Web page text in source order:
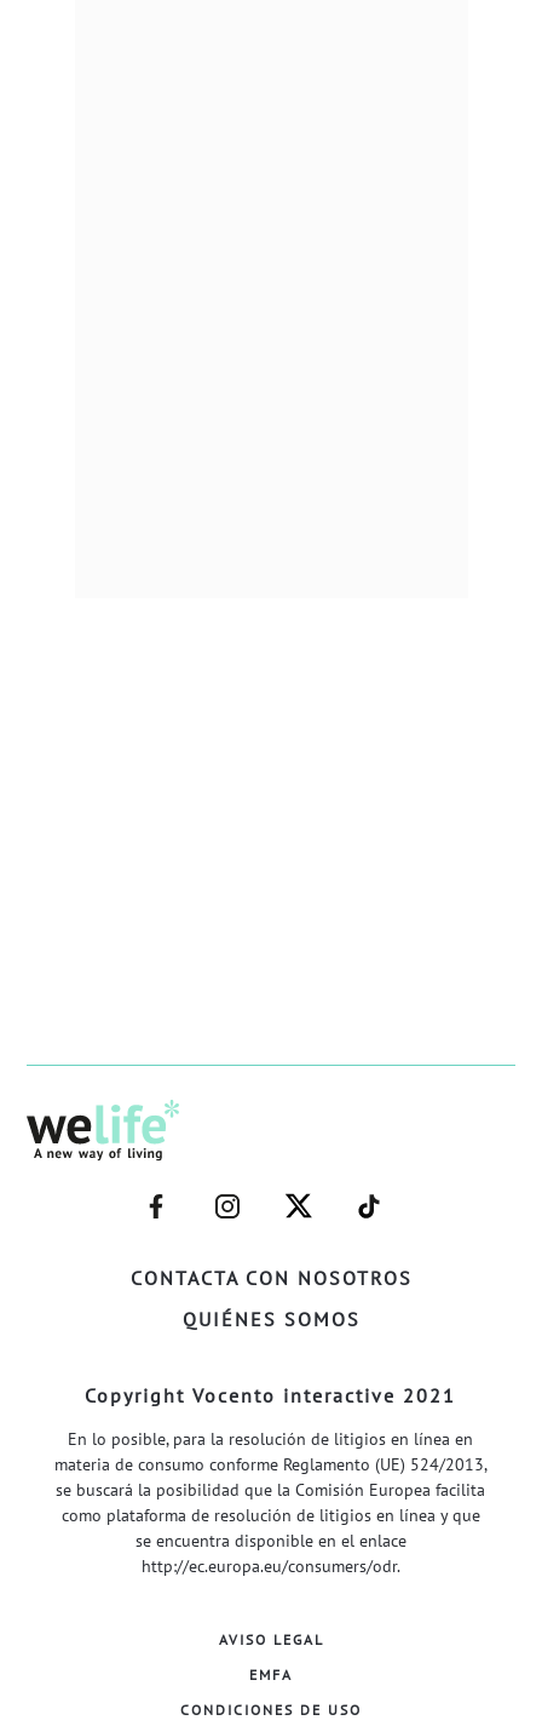
CONTACTA CON NOSOTROS
QUIÉNES SOMOS
–
FACEBOOK–
–
INSTAGRAM–
–
TWITTER–
–
WELIFE–
Copyright Vocento interactive 2021
En lo posible, para la resolución de litigios en línea en
materia de consumo conforme Reglamento (UE) 524/2013,
se buscará la posibilidad que la Comisión Europea facilita
como plataforma de resolución de litigios en línea y que
se encuentra disponible en el enlace
http://ec.europa.eu/consumers/odr.
AVISO LEGAL
EMFA
CONDICIONES DE USO